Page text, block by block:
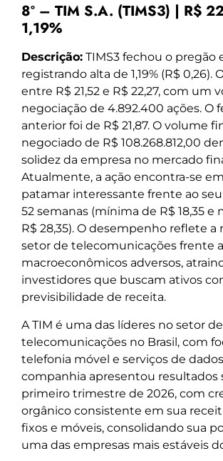
8º – TIM S.A. (TIMS3) | R$
1,19%
Descrição: TIMS3 fechou o pregão
registrando alta de 1,19% (R$ 0,26).
entre R$ 21,52 e R$ 22,27, com um
negociação de 4.892.400 ações. O
anterior foi de R$ 21,87. O volume
negociado de R$ 108.268.812,00
solidez da empresa no mercado
Atualmente, a ação encontra-se
patamar interessante frente ao
52 semanas (mínima de R$ 18,35 e
R$ 28,35). O desempenho reflete a
setor de telecomunicações frente
macroeconômicos adversos,
investidores que buscam ativos
previsibilidade de receita.
A TIM é uma das líderes no setor de
telecomunicações no Brasil, com
telefonia móvel e serviços de
companhia apresentou resultados
primeiro trimestre de 2026, com
orgânico consistente em sua
fixos e móveis, consolidando sua
uma das empresas mais estáveis